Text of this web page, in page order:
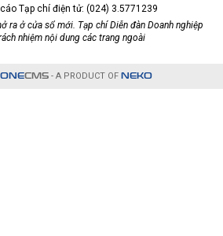
Tạp chí điện tử: (024) 3.5771239
ra ở cửa sổ mới. Tạp chí Diễn đàn Doanh nghiệp
nhiệm nội dung các trang ngoài
ONECMS- A PRODUCT OF NEKO